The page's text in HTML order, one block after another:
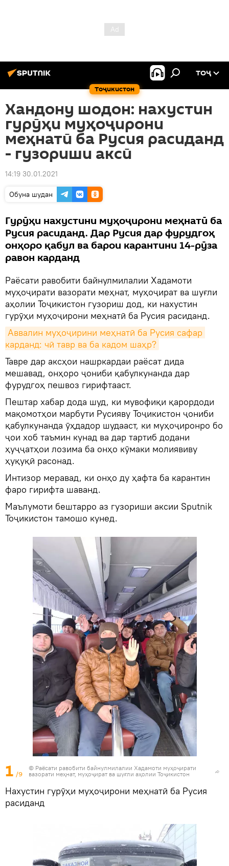
Тоҷикистон
ТОҶ
Хандону шодон: нахустин
гурӯҳи муҳоҷирони
меҳнатӣ ба Русия расиданд
- гузориши аксӣ
14:19 30.01.2021
Обуна шудан
Гурӯҳи нахустини муҳоҷирони меҳнатӣ ба
Русия расиданд. Дар Русия дар фурудгоҳ
онҳоро қабул ва барои карантини 14-рӯза
равон карданд
Раёсати равобити байнулмилалии Хадамоти
муҳоҷирати вазорати меҳнат, муҳоҷират ва шуғли
аҳолии Тоҷикистон гузориш дод, ки нахустин
гурӯҳи муҳоҷирони меҳнатӣ ба Русия расиданд.
Аввалин муҳоҷирини меҳнатӣ ба Русия сафар
карданд: чӣ тавр ва ба кадом шаҳр?
Тавре дар аксҳои нашркардаи раёсат дида
мешавад, онҳоро ҷониби қабулкунанда дар
фурудгоҳ пешвоз гирифтааст.
Пештар хабар дода шуд, ки мувофиқи қарордоди
мақомотҳои марбути Русияву Тоҷикистон ҷониби
қабулкунанда ӯҳдадор шудааст, ки муҳоҷиронро бо
ҷои хоб таъмин кунад ва дар тартиб додани
ҳуҷҷатҳои лозима ба онҳо кӯмаки молиявиву
ҳуқуқӣ расонад.
Интизор меравад, ки онҳо ду ҳафта ба карантин
фаро гирифта шаванд.
Маълумоти бештарро аз гузориши аксии Sputnik
Тоҷикистон тамошо кунед.
1 /9
© Раёсати равобити байнулмилалии Хадамоти муҳоҷирати
вазорати меҳнат, муҳоҷират ва шуғли аҳолии Тоҷикистон
Нахустин гурӯҳи муҳоҷирони меҳнатӣ ба Русия
расиданд